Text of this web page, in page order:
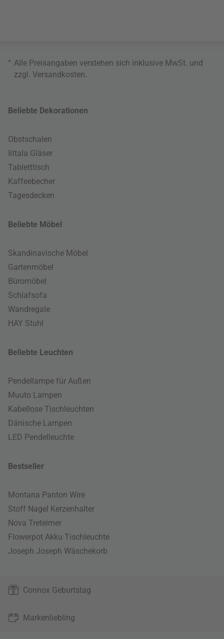
* Alle Preisangaben verstehen sich inklusive MwSt. und
zzgl. Versandkosten
Beliebte Dekorationen
Obstschalen
Iittala Gläser
Tabletttisch
Kaffeebecher
Tagesdecken
Beliebte Möbel
Skandinavische Möbel
Gartenmöbel
Büromöbel
Schlafsofa
Wandregale
HAY Stuhl
Beliebte Leuchten
Pendellampe für Außen
Muuto Lampen
Kabellose Tischleuchten
Dänische Lampen
LED Pendelleuchte
Bestseller
Montana Panton Wire
Stoff Nagel Kerzenhalter
Nova Treteimer
Flowerpot Akku Tischleuchte
Joseph Joseph Wäschekorb
Connox Geburtstag
Markenliebling